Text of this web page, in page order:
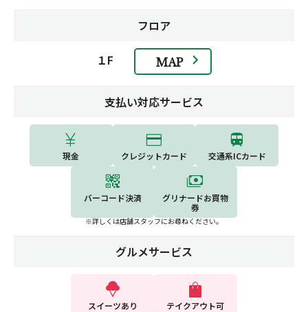
フロア
１F MAP
支払い対応サービス
現金 クレジットカード 交通系ICカード
バーコード決済
グリナードお買物
券
※詳しくは店舗スタッフにお尋ねください。
グルメサービス
スイーツあり テイクアウト可